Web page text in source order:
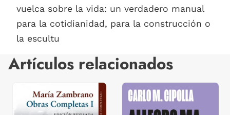
vuelca sobre la vida: un verdadero manual
para la cotidianidad, para la construcción o
la escultu
Artículos relacionados